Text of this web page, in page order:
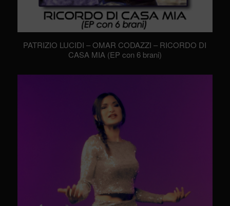
PATRIZIO LUCIDI – OMAR CODAZZI – RICORDO DI
CASA MIA (EP con 6 brani)